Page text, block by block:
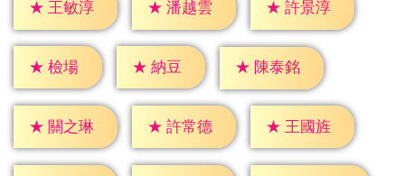
★ 王敏淳 ★ 潘越雲 ★ 許景淳
★ 檢場 ★ 納豆 ★ 陳泰銘
★ 關之琳 ★ 許常德 ★ 王國旌